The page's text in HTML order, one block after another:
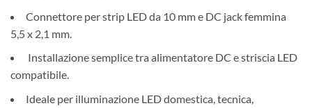
Connettore per strip LED da 10 mm e DC jack femmina
5,5 x 2,1 mm.
️ Installazione semplice tra alimentatore DC e striscia LED
compatibile.
Ideale per illuminazione LED domestica, tecnica,